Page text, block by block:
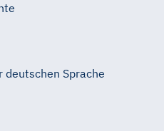
deutschen Sprache